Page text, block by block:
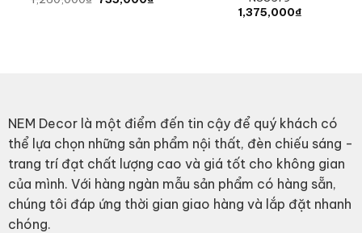
price
1,375,000₫
NEM Decor là một điểm đến tin cậy để quý khách có
thể lựa chọn những sản phẩm nội thất, đèn chiếu sáng -
trang trí đạt chất lượng cao và giá tốt cho không gian
của mình. Với hàng ngàn mẫu sản phẩm có hàng sẵn,
chúng tôi đáp ứng thời gian giao hàng và lắp đặt nhanh
chóng.